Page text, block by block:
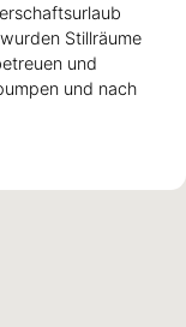
Stillräume
und
und nach